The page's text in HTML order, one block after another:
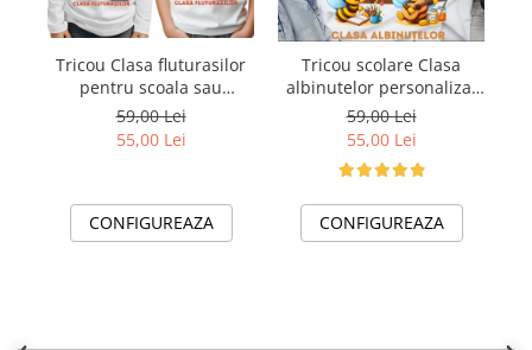
Tricou Clasa fluturasilor
pentru scoala sau
gradinita
59,00 Lei
55,00 Lei
CONFIGUREAZA
Tricou scolare Clasa
albinutelor personalizat
pentru absolventi de
scoala sau gradinita
59,00 Lei
55,00 Lei
CONFIGUREAZA